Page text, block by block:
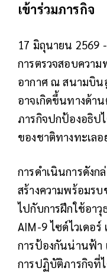
เข้าร่วมภารกิจ
17 มิถุนายน 2569
การตรวจสอบความ
อากาศ ณ สนามบิน
อาจเกิดขึ้นทางด้า
ภารกิจปกป้องอธิป
ของชาติทางทะเลอ
การดำเนินการดังก
สร้างความพร้อมรบ
ไปกับการฝึกใช้อาวุ
AIM-9 ไซด์ไวเดอ
การป้องกันน่านฟ้า
การปฏิบัติภารกิจที่